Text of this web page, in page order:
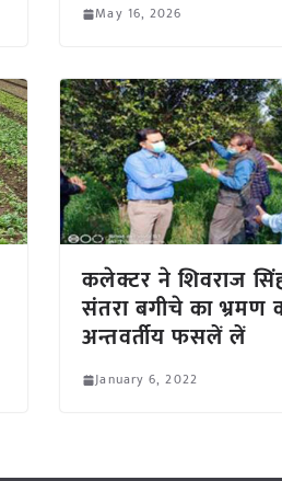
May 16, 2026
कलेक्टर ने शिवराज
संतरा बगीचे का भ्रमण
अन्तवर्तीय फसलें लें
January 6, 2022